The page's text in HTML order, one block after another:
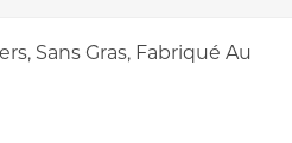
Sans Gras, Fabriqué Au